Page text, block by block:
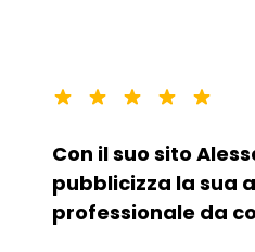
Con il suo sito
pubblicizza la sua
professionale da